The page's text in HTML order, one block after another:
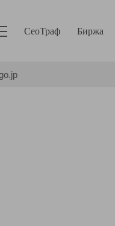
СеоТраф Биржа